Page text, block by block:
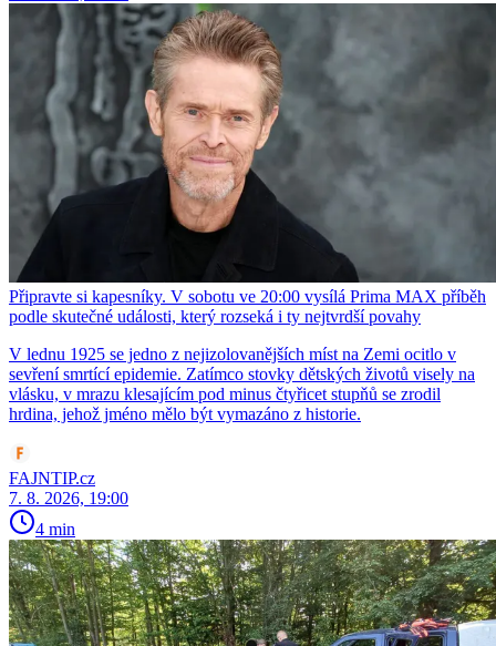
Připravte si kapesníky. V sobotu ve 20:00 vysílá Prima MAX příběh
podle skutečné události, který rozseká i ty nejtvrdší povahy
V lednu 1925 se jedno z nejizolovanějších míst na Zemi ocitlo v
sevření smrtící epidemie. Zatímco stovky dětských životů visely na
vlásku, v mrazu klesajícím pod minus čtyřicet stupňů se zrodil
hrdina, jehož jméno mělo být vymazáno z historie.
FAJNTIP.cz
7. 8. 2026, 19:00
4 min